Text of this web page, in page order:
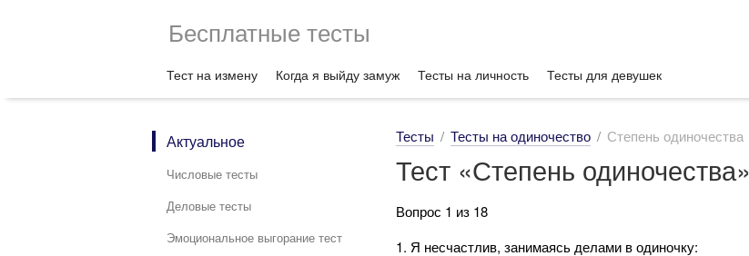
Бесплатные тесты
Тест на измену Когда я выйду замуж Тесты на личность Тесты для девушек
Актуальное
Числовые тесты
Деловые тесты
Эмоциональное выгорание тест
Тесты Тесты на одиночество Степень одиночества
Тест «Степень одиночества»
Вопрос 1 из 18
1. Я несчастлив, занимаясь делами в одиночку: